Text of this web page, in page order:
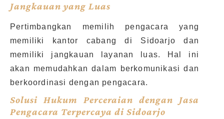
Jangkauan yang Luas
Pertimbangkan memilih pengacara yang
memiliki kantor cabang di Sidoarjo dan
memiliki jangkauan layanan luas. Hal ini
akan memudahkan dalam berkomunikasi dan
berkoordinasi dengan pengacara.
Solusi Hukum Perceraian dengan Jasa
Pengacara Terpercaya di Sidoarjo